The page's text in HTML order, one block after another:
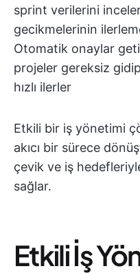
sprint verilerini
gecikmelerinin
Otomatik onaylar
projeler gereksiz
hızlı ilerler
Etkili bir iş yönetimi
akıcı bir sürece
çevik ve iş
sağlar.
Etkili İş